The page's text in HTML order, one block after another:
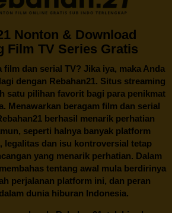
Nonton & Download
Film TV Series Gratis
film dan serial TV? Jika iya, maka Anda
dengan Rebahan21. Situs streaming
satu pilihan favorit bagi para penikmat
Menawarkan beragam film dan serial
berhasil menarik perhatian
seperti halnya banyak platform
legalitas dan isu kontroversial tetap
yang menarik perhatian. Dalam
tentang awal mula berdirinya
perjalanan platform ini, dan peran
dunia hiburan Indonesia.